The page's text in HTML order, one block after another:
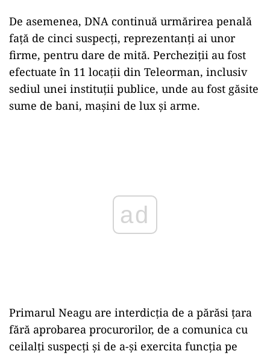
De asemenea, DNA continuă urmărirea penală
față de cinci suspecți, reprezentanți ai unor
firme, pentru dare de mită. Percheziții au fost
efectuate în 11 locații din Teleorman, inclusiv
sediul unei instituții publice, unde au fost găsite
sume de bani, mașini de lux și arme.
Primarul Neagu are interdicția de a părăsi țara
fără aprobarea procurorilor, de a comunica cu
ceilalți suspecți și de a-și exercita funcția pe